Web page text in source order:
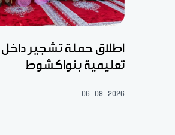
إطلاق حملة تشجير
تعليمية بنواكشوط
06-08-2026